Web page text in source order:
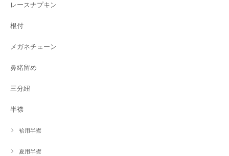
レースナプキン
根付
メガネチェーン
鼻緒留め
三分紐
半襟
袷用半襟
夏用半襟